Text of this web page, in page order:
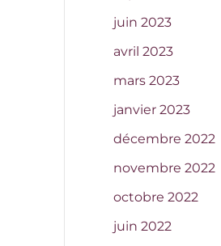
juin 2023
avril 2023
mars 2023
janvier 2023
décembre 2022
novembre 2022
octobre 2022
juin 2022